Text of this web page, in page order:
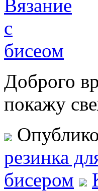
Доброго
покажу
резинка
бисером